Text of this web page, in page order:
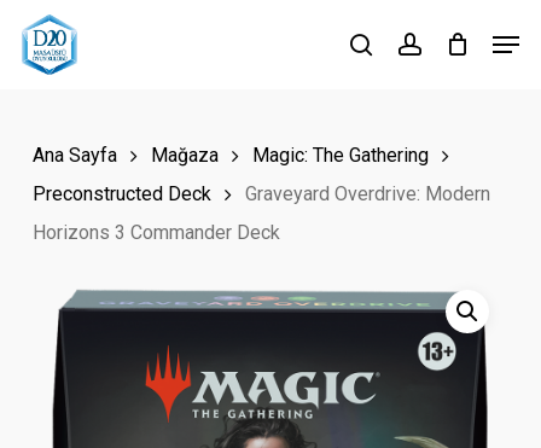
Skip
searchaccount
Ana Sayfa Mağaza
Magic: The Gathering
Preconstructed Deck
Graveyard Overdrive: Modern
Horizons 3 Commander Deck